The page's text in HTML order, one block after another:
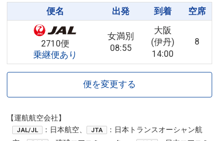
便名 出発 到着 空席
2710便
乗継便あり
女満別
08:55
大阪
(伊丹)
14:00
8
便を変更する
【運航航空会社】
JAL/JL ：日本航空、 JTA
：日本トランスオーシャン航